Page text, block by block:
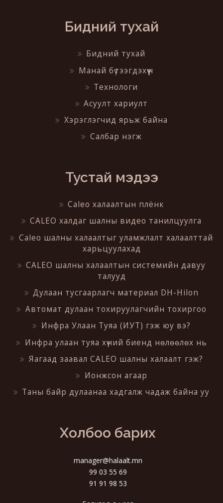
Бидний тухай
Бидний тухай
Манай бүтээгдэхүүн
Технологи
Асуулт хариулт
Хэрэглэгчид ярьж байна
Салбар нэгж
Тустай мэдээ
Caleo халаалтын плёнк
CALEO халдаг шалны видео танилцуулга
Caleo шалны халаалтыг уламжлалт халаалттай
харьцуулахад
CALEO шалны халаалтын системийн давуу
талууд
Дулаан тусгаарлагч материал DH-Hilon
Автомат дулаан тохируулагчийн тохиргоо
Инфра Улаан Туяа (ИУТ) гэж юу вэ?
Инфра улаан туяа хүний биенд нөлөөлөх нь
Яагаад заавал CALEO шалны халаалт гэж?
Ионжсон агаар
Таны байр дулаанаа хадгалж чадаж байна уу
Холбоо барих
manager@halaalt.mn
99 03 55 69
91 91 98 53